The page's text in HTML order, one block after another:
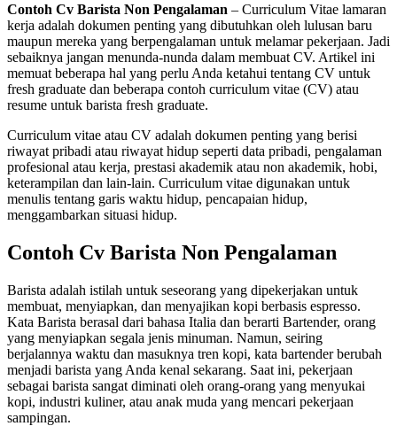
Contoh Cv Barista Non Pengalaman – Curriculum Vitae lamaran
kerja adalah dokumen penting yang dibutuhkan oleh lulusan baru
maupun mereka yang berpengalaman untuk melamar pekerjaan. Jadi
sebaiknya jangan menunda-nunda dalam membuat CV. Artikel ini
memuat beberapa hal yang perlu Anda ketahui tentang CV untuk
fresh graduate dan beberapa contoh curriculum vitae (CV) atau
resume untuk barista fresh graduate.
Curriculum vitae atau CV adalah dokumen penting yang berisi
riwayat pribadi atau riwayat hidup seperti data pribadi, pengalaman
profesional atau kerja, prestasi akademik atau non akademik, hobi,
keterampilan dan lain-lain. Curriculum vitae digunakan untuk
menulis tentang garis waktu hidup, pencapaian hidup,
menggambarkan situasi hidup.
Contoh Cv Barista Non Pengalaman
Barista adalah istilah untuk seseorang yang dipekerjakan untuk
membuat, menyiapkan, dan menyajikan kopi berbasis espresso.
Kata Barista berasal dari bahasa Italia dan berarti Bartender, orang
yang menyiapkan segala jenis minuman. Namun, seiring
berjalannya waktu dan masuknya tren kopi, kata bartender berubah
menjadi barista yang Anda kenal sekarang. Saat ini, pekerjaan
sebagai barista sangat diminati oleh orang-orang yang menyukai
kopi, industri kuliner, atau anak muda yang mencari pekerjaan
sampingan.